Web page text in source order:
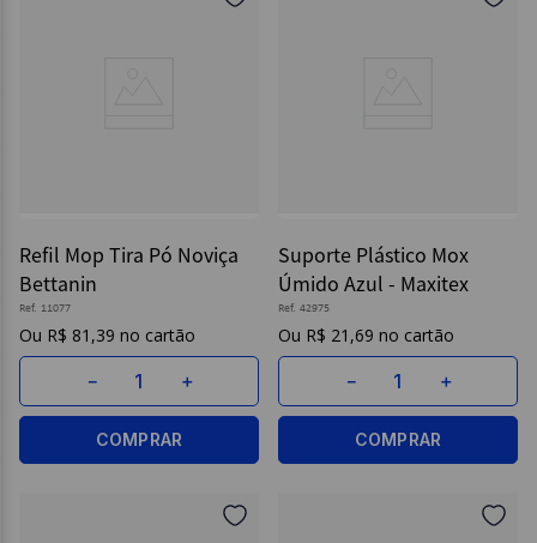
Refil Mop Tira Pó Noviça
Bettanin
Ref. 11077
R$ 81 ,39
＋
－
COMPRAR
Suporte Plástico Mox
Úmido Azul - Maxitex
Ref. 42975
R$ 21 ,69
＋
－
COMPRAR